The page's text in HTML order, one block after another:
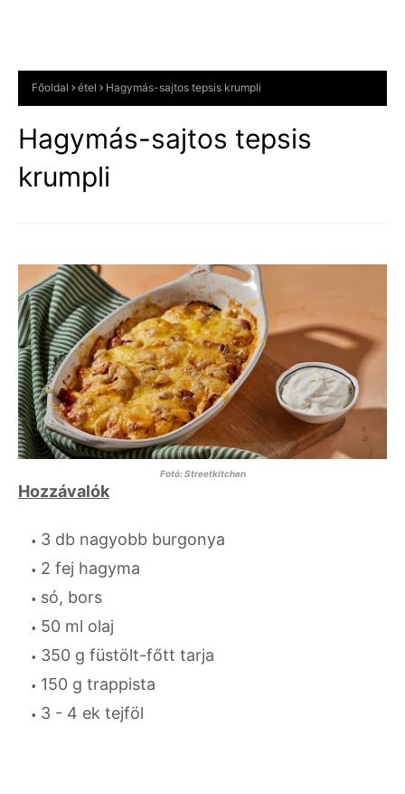
Főoldal étel Hagymás-sajtos tepsis krumpli
Hagymás-sajtos tepsis
krumpli
Fotó: Streetkitchen
Hozzávalók
3 db nagyobb burgonya
2 fej hagyma
só, bors
50 ml olaj
350 g füstölt-főtt tarja
150 g trappista
3 - 4 ek tejföl